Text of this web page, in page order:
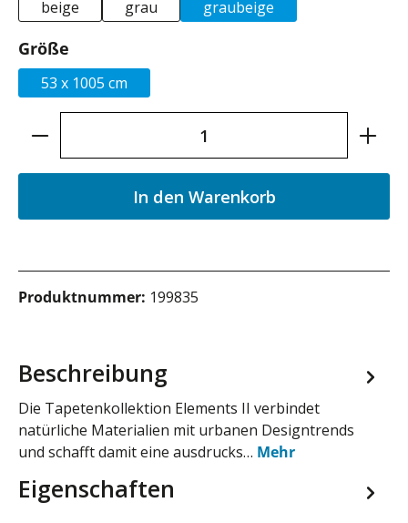
beige grau graubeige
Größe
53 x 1005 cm
Produkt Anzahl: Gib den gewünschten
In den Warenkorb
Produktnummer: 199835
Beschreibung
Die Tapetenkollektion Elements II verbindet
natürliche Materialien mit urbanen Designtrends
und schafft damit eine ausdrucks… Mehr
Eigenschaften